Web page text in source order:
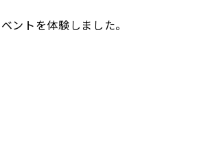
ントを体験しました。